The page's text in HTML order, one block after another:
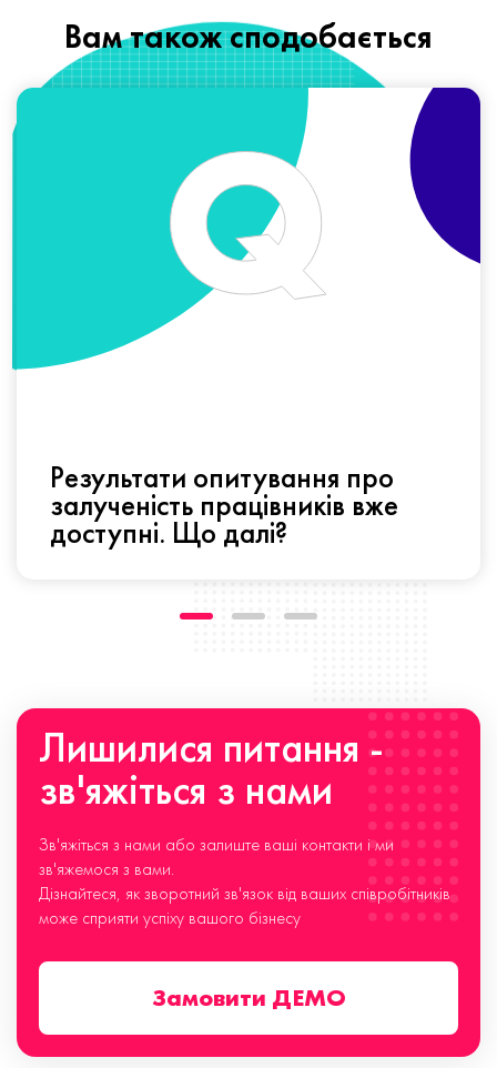
Вам також сподобається
Результати опитування про
залученість працівників вже
доступні. Що далі?
Лишилися питання -
зв'яжіться з нами
Зв'яжіться з нами або залиште ваші контакти і ми
зв'яжемося з вами.
Дізнайтеся, як зворотний зв'язок від ваших співробітників
може сприяти успіху вашого бізнесу
Замовити ДЕМО